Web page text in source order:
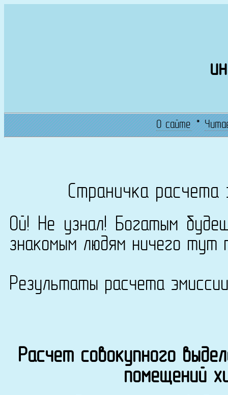
О сайте*
Страничка
Ой! Не узнал! Богатым
знакомым людям ничего тут
Результаты расчета
Расчет совокупного
помещений